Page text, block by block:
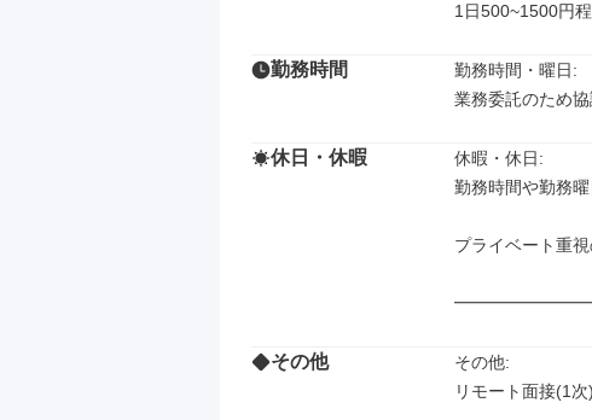
1日500~1500円
勤務時間
勤務時間・曜日:
業務委託のため協
休日・休暇
休暇・休日:
勤務時間や勤務
プライベート重
その他
その他:
リモート面接(1次)